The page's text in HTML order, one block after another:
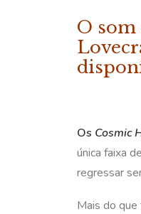
O
Os Cosmic
única faixa
regressar
Mais do